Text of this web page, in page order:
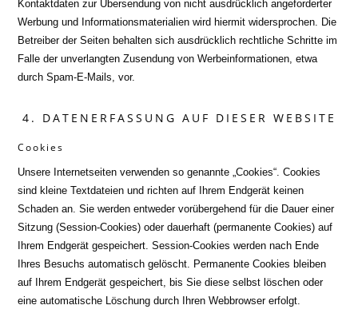
Kontaktdaten zur Übersendung von nicht ausdrücklich angeforderter
Werbung und Informationsmaterialien wird hiermit widersprochen. Die
Betreiber der Seiten behalten sich ausdrücklich rechtliche Schritte im
Falle der unverlangten Zusendung von Werbeinformationen, etwa
durch Spam-E-Mails, vor.
4. DATENERFASSUNG AUF DIESER WEBSITE
Cookies
Unsere Internetseiten verwenden so genannte „Cookies“. Cookies
sind kleine Textdateien und richten auf Ihrem Endgerät keinen
Schaden an. Sie werden entweder vorübergehend für die Dauer einer
Sitzung (Session-Cookies) oder dauerhaft (permanente Cookies) auf
Ihrem Endgerät gespeichert. Session-Cookies werden nach Ende
Ihres Besuchs automatisch gelöscht. Permanente Cookies bleiben
auf Ihrem Endgerät gespeichert, bis Sie diese selbst löschen oder
eine automatische Löschung durch Ihren Webbrowser erfolgt.